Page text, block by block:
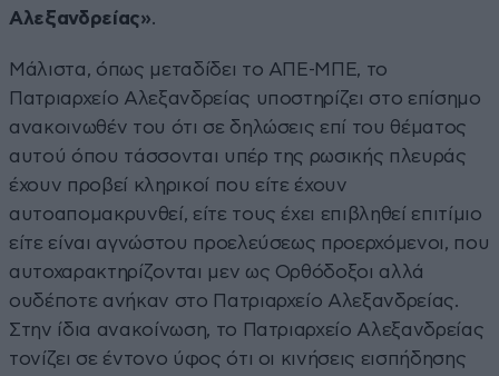
Αλεξανδρείας».
Μάλιστα, όπως μεταδίδει το ΑΠΕ-ΜΠΕ, το
Πατριαρχείο Αλεξανδρείας υποστηρίζει στο επίσημο
ανακοινωθέν του ότι σε δηλώσεις επί του θέματος
αυτού όπου τάσσονται υπέρ της ρωσικής πλευράς
έχουν προβεί κληρικοί που είτε έχουν
αυτοαπομακρυνθεί, είτε τους έχει επιβληθεί επιτίμιο
είτε είναι αγνώστου προελεύσεως προερχόμενοι, που
αυτοχαρακτηρίζονται μεν ως Ορθόδοξοι αλλά
ουδέποτε ανήκαν στο Πατριαρχείο Αλεξανδρείας.
Στην ίδια ανακοίνωση, το Πατριαρχείο Αλεξανδρείας
τονίζει σε έντονο ύφος ότι οι κινήσεις εισπήδησης